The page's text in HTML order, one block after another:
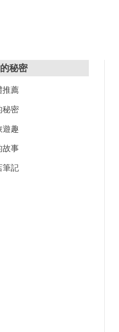
秘密
推薦
秘密
遊趣
故事
筆記